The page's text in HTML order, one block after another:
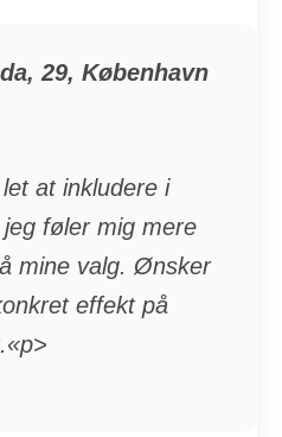
29, København
at inkludere i
føler mig mere
mine valg. Ønsker
effekt på